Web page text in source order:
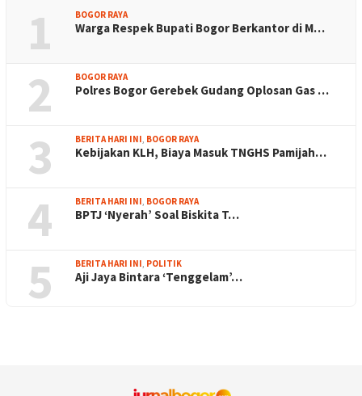
1 BOGOR RAYA
Warga Respek Bupati Bogor Berkantor di M…
2 BOGOR RAYA
Polres Bogor Gerebek Gudang Oplosan Gas …
3 BERITA HARI INI BOGOR RAYA
Kebijakan KLH, Biaya Masuk TNGHS Pamijah…
4 BERITA HARI INI BOGOR RAYA
BPTJ ‘Nyerah’ Soal Biskita T…
5 BERITA HARI INI POLITIK
Aji Jaya Bintara ‘Tenggelam’…